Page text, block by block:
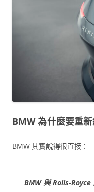
BMW 為什麼要重
BMW 其實說得很直接：
BMW 與 Rolls-Royce